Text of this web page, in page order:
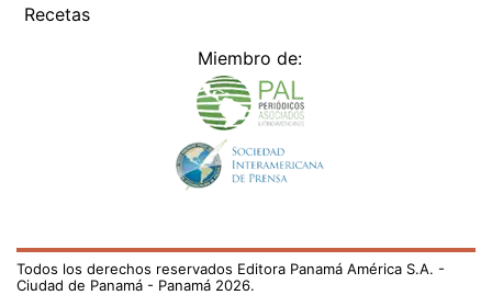
Recetas
Miembro de:
Todos los derechos reservados Editora Panamá América S.A. -
Ciudad de Panamá - Panamá 2026.